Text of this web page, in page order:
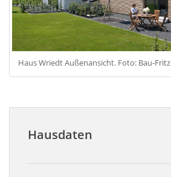
Haus Wriedt Außenansicht. Foto: Bau-Fritz
Hausdaten